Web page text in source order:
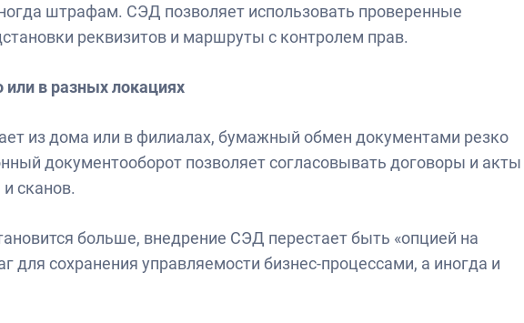
штрафам. СЭД позволяет использовать проверенные
реквизитов и маршруты с контролем прав.
в разных локациях
из дома или в филиалах, бумажный обмен документами резко
документооборот позволяет согласовывать договоры и акты
сканов.
больше, внедрение СЭД перестает быть «опцией на
для сохранения управляемости бизнес-процессами, а иногда и